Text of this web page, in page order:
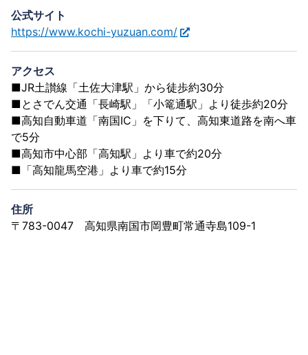
公式サイト
https://www.kochi-yuzuan.com/
アクセス
■JR土讃線「土佐大津駅」から徒歩約30分
■とさでん交通「長崎駅」「小篭通駅」より徒歩約20分
■高知自動車道「南国IC」を下りて、高知東道路を南へ車
で5分
■高知市中心部「高知駅」より車で約20分
■「高知龍馬空港」より車で約15分
住所
〒783-0047 高知県南国市岡豊町常通寺島109-1